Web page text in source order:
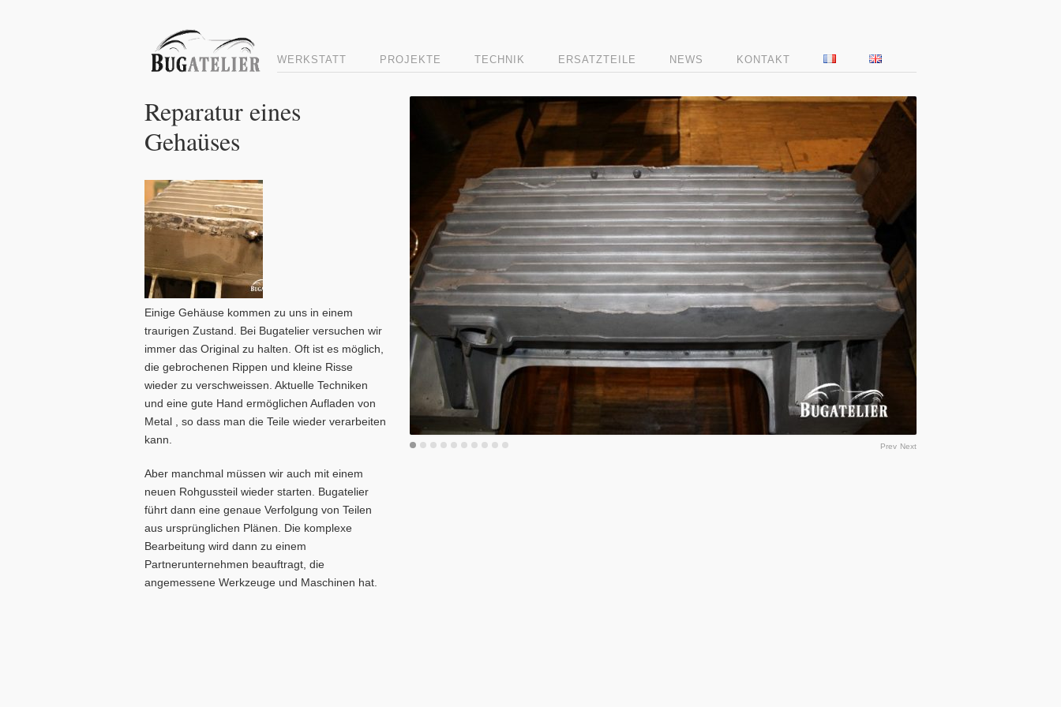
WERKSTATT PROJEKTE TECHNIK ERSATZTEILE NEWS KONTAKT
Reparatur eines
Gehaüses
Einige Gehäuse kommen zu uns in einem
traurigen Zustand. Bei Bugatelier versuchen wir
immer das Original zu halten. Oft ist es möglich,
die gebrochenen Rippen und kleine Risse
wieder zu verschweissen. Aktuelle Techniken
und eine gute Hand ermöglichen Aufladen von
Metal , so dass man die Teile wieder verarbeiten
kann.
Aber manchmal müssen wir auch mit einem
neuen Rohgussteil wieder starten. Bugatelier
führt dann eine genaue Verfolgung von Teilen
aus ursprünglichen Plänen. Die komplexe
Bearbeitung wird dann zu einem
Partnerunternehmen beauftragt, die
angemessene Werkzeuge und Maschinen hat.
Prev Next